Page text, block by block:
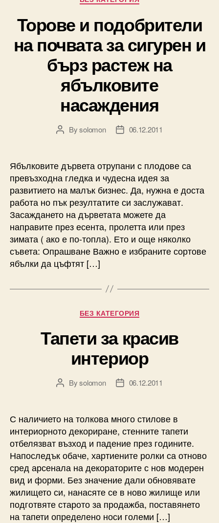
Торове и подобрители
на почвата за сигурен и
бърз растеж на
ябълковите
насаждения
PostBysolomon
Post06.12.2011
Ябълковите дървета отрупани с плодове са
превъзходна гледка и чудесна идея за
развитието на малък бизнес. Да, нужна е доста
работа но пък резултатите си заслужават.
Засаждането на дърветата можете да
направите през есента, пролетта или през
зимата ( ако е по-топла). Ето и още няколко
съвета: Опрашване Важно е избраните сортове
ябълки да цъфтят […]
Categories
БЕЗ КАТЕГОРИЯ
Тапети за красив
интериор
PostBysolomon
Post06.12.2011
С наличието на толкова много стилове в
интериорното декориране, стенните тапети
отбелязват възход и падение през годините.
Напоследък обаче, хартиените ролки са отново
сред арсенала на декораторите с нов модерен
вид и форми. Без значение дали обновявате
жилището си, нанасяте се в ново жилище или
подготвяте старото за продажба, поставянето
на тапети определено носи големи […]